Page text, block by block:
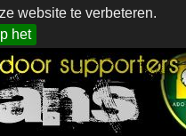
website te verbeteren.
het